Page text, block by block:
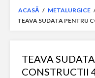
ACASĂ / METALURGICE
TEAVA SUDATA PENTRU
TEAVA
CONSTRUCTII